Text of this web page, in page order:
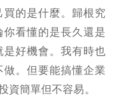
的是什麼。歸根究
看懂的是長久還是
好機會。我有時也
。但要能搞懂企業
資簡單但不容易。